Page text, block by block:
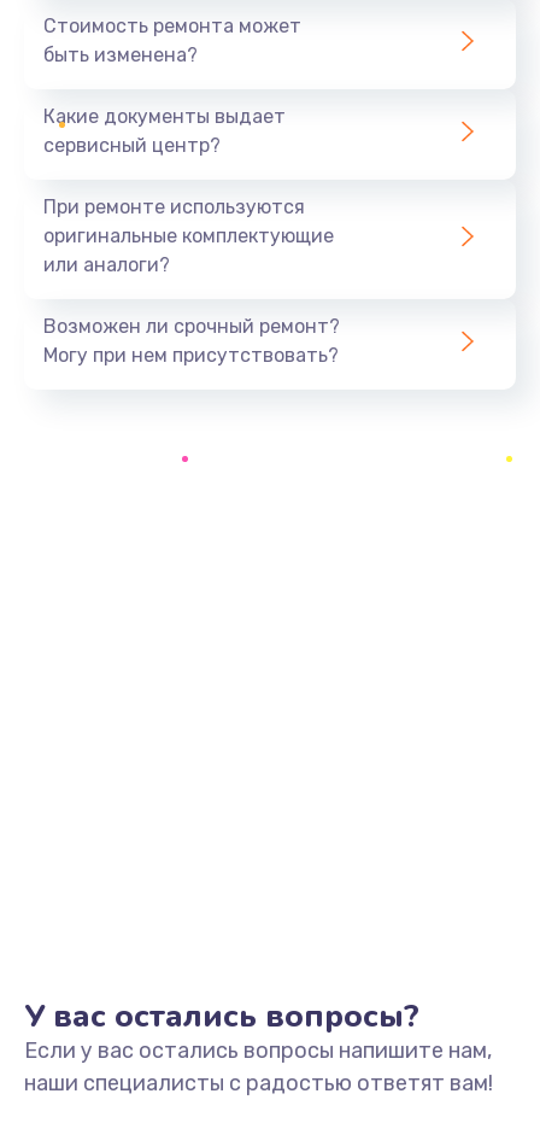
Стоимость ремонта может
быть изменена?
Какие документы выдает
сервисный центр?
При ремонте используются
оригинальные комплектующие
или аналоги?
Возможен ли срочный ремонт?
Могу при нем присутствовать?
У вас остались вопросы?
Если у вас остались вопросы напишите нам,
наши специалисты с радостью ответят вам!